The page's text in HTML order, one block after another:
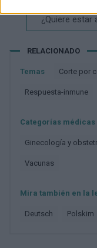
¿Quiere estar
RELACIONADO
Temas Corte por
Respuesta-inmune
Categorías médicas
Ginecología y
Vacunas
Mira también en la
deutsch polskim